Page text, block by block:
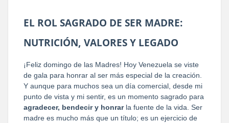
EL ROL SAGRADO DE SER MADRE:
NUTRICIÓN, VALORES Y LEGADO
¡Feliz domingo de las Madres! Hoy Venezuela se viste
de gala para honrar al ser más especial de la creación.
Y aunque para muchos sea un día comercial, desde mi
punto de vista y mi sentir, es un momento sagrado para
agradecer, bendecir y honrarla fuente de la vida. Ser
madre es mucho más que un título; es un ejercicio de